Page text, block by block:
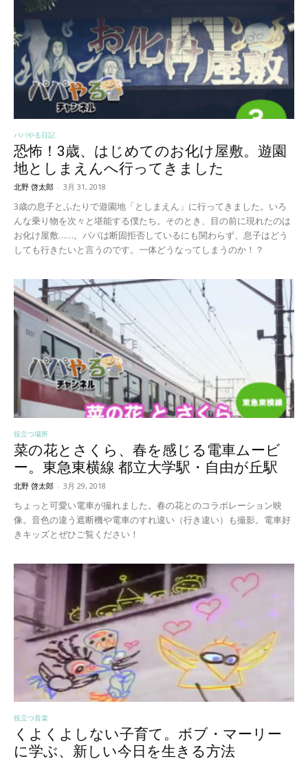
パパやる日記
恐怖！3歳、はじめてのお化け屋敷。遊園
地としまえんへ行ってきました
北野 啓太郎 - 3月 31, 2018
3歳の息子とふたりで遊園地「としまえん」に行ってきました。いろ
んな乗り物を次々と堪能する僕たち。そのとき、目の前に現れたのは
お化け屋敷……。パパは断固拒否しているにも関わらず、息子はどう
しても行きたいと言うのです。一体どうなってしまうのか！？
役立つ場所
菜の花とさくら、春を感じる電車ムービ
ー。東急東横線 都立大学駅・自由が丘駅
北野 啓太郎 - 3月 29, 2018
ちょっと可愛い電車が撮れました。春の花とのコラボレーション映
像。音色の違う遮断機や電車のすれ違い（行き違い）も撮影。電車好
きキッズとぜひご覧ください！
役立つ音楽
くよくよしない子育て。ボブ・マーリー
に学ぶ、新しい今日を生きる方法